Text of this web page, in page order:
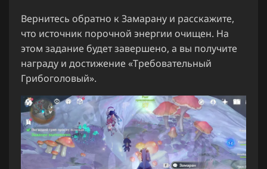
Вернитесь обратно к Замарану и расскажите,
что источник порочной энергии очищен. На
этом задание будет завершено, а вы получите
награду и достижение «Требовательный
Грибоголовый».